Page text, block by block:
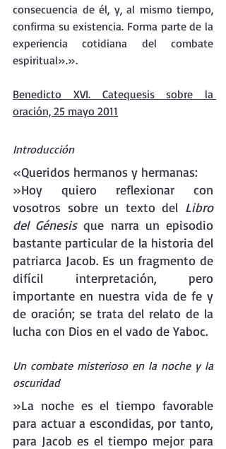
consecuencia de él, y, al mismo tiempo,
confirma su existencia. Forma parte de la
experiencia cotidiana del combate
espiritual».».
Benedicto XVI. Catequesis sobre la
oración, 25 mayo 2011
Introducción
«Queridos hermanos y hermanas:
»Hoy quiero reflexionar con
vosotros sobre un texto del Libro
del Génesis que narra un episodio
bastante particular de la historia del
patriarca Jacob. Es un fragmento de
difícil interpretación, pero
importante en nuestra vida de fe y
de oración; se trata del relato de la
lucha con Dios en el vado de Yaboc.
Un combate misterioso en la noche y la
oscuridad
»La noche es el tiempo favorable
para actuar a escondidas, por tanto,
para Jacob es el tiempo mejor para